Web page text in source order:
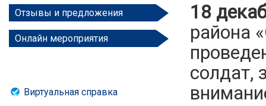
Отзывы и предложения
Онлайн мероприятия
Виртуальная справка
18
района
солдат,